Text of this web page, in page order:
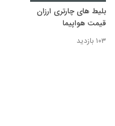
بلیط های چارتری ارزان
قیمت هواپیما
۱۰۳ بازدید